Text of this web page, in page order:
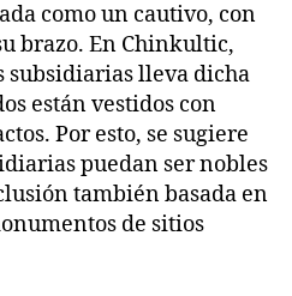
como un cautivo, con
brazo. En Chinkultic,
subsidiarias lleva dicha
están vestidos con
Por esto, se sugiere
puedan ser nobles
también basada en
de sitios